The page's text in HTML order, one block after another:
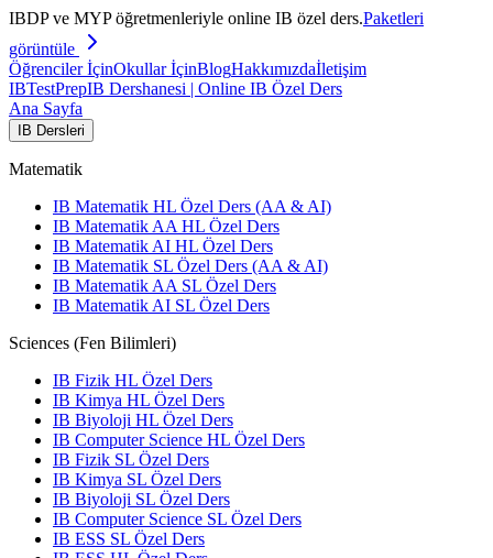
IBDP ve MYP öğretmenleriyle online IB özel ders.Paketleri
görüntüle
Öğrenciler İçinOkullar İçinBlogHakkımızdaİletişim
IBTestPrepIB Dershanesi | Online IB Özel Ders
Ana Sayfa
IB Dersleri
Matematik
IB Matematik HL Özel Ders (AA & AI)
IB Matematik AA HL Özel Ders
IB Matematik AI HL Özel Ders
IB Matematik SL Özel Ders (AA & AI)
IB Matematik AA SL Özel Ders
IB Matematik AI SL Özel Ders
Sciences (Fen Bilimleri)
IB Fizik HL Özel Ders
IB Kimya HL Özel Ders
IB Biyoloji HL Özel Ders
IB Computer Science HL Özel Ders
IB Fizik SL Özel Ders
IB Kimya SL Özel Ders
IB Biyoloji SL Özel Ders
IB Computer Science SL Özel Ders
IB ESS SL Özel Ders